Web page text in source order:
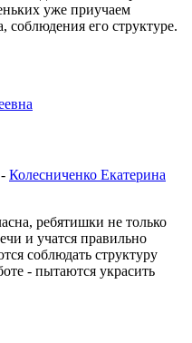
уже приучаем
соблюдения его структуре.
Колесниченко Екатерина
ребятишки не только
и учатся правильно
соблюдать структуру
- пытаются украсить